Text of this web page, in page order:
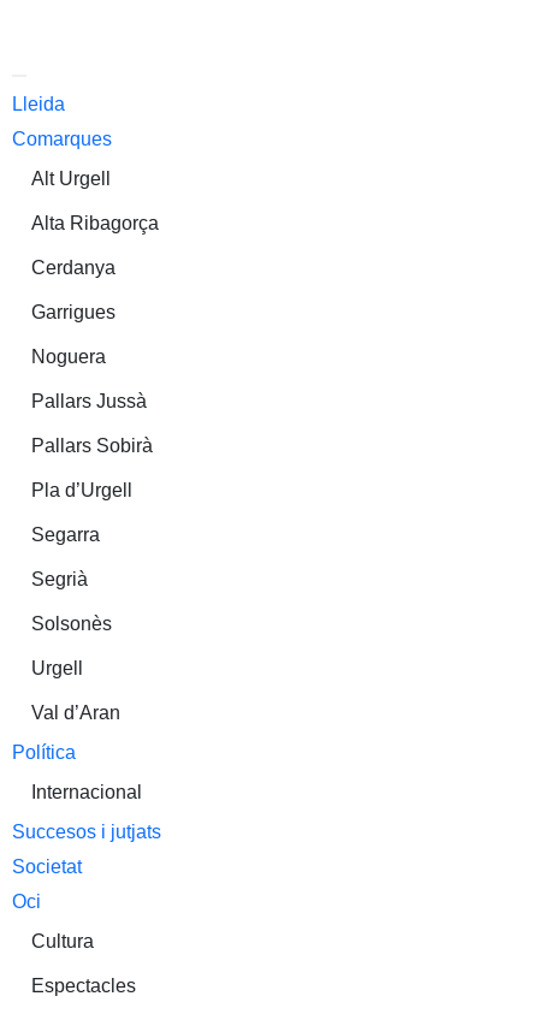
Lleida
Comarques
Alt Urgell
Alta Ribagorça
Cerdanya
Garrigues
Noguera
Pallars Jussà
Pallars Sobirà
Pla d’Urgell
Segarra
Segrià
Solsonès
Urgell
Val d’Aran
Política
Internacional
Succesos i jutjats
Societat
Oci
Cultura
Espectacles